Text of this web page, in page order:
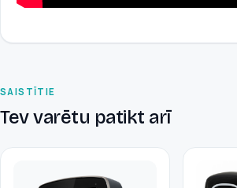
SAISTĪTIE
Tev varētu patikt arī